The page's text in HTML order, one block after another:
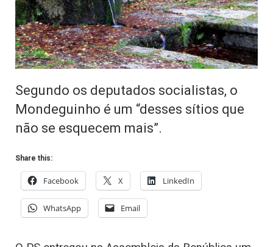
Segundo os deputados socialistas, o
Mondeguinho é um “desses sítios que
não se esquecem mais”.
Share this:
Facebook X LinkedIn
WhatsApp Email